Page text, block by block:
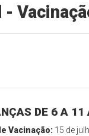
-
DE 6 A 11
Vacinação: 15 de